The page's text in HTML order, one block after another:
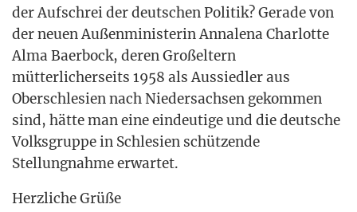
der Auf­schrei der deut­schen Poli­tik? Gera­de von
der neu­en Außen­mi­nis­te­rin Anna­le­na Char­lot­te
Alma Baer­bock, deren Groß­el­tern
müt­ter­li­cher­seits 1958 als Aus­sied­ler aus
Ober­schle­si­en nach Nie­der­sach­sen gekom­men
sind, hät­te man eine ein­deu­ti­ge und die deut­sche
Volks­grup­pe in Schle­si­en schüt­zen­de
Stel­lung­nah­me erwartet.
Herz­li­che Grü­ße